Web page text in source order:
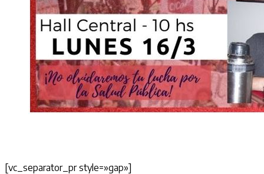
[vc_separator_pr style=»gap»]